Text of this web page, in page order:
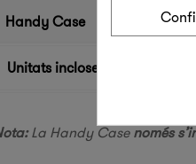
Handy Case
Unitats incloses
La Handy Casenomés